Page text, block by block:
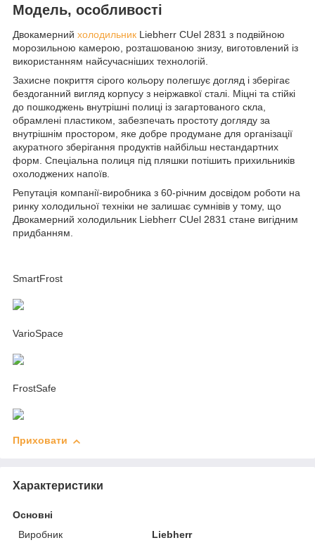
Модель, особливості
Двокамерний холодильник Liebherr CUel 2831 з подвійною
морозильною камерою, розташованою знизу, виготовлений із
використанням найсучасніших технологій.
Захисне покриття сірого кольору полегшує догляд і зберігає
бездоганний вигляд корпусу з неіржавкої сталі. Міцні та стійкі
до пошкоджень внутрішні полиці із загартованого скла,
обрамлені пластиком, забезпечать простоту догляду за
внутрішнім простором, яке добре продумане для організації
акуратного зберігання продуктів найбільш нестандартних
форм. Спеціальна полиця під пляшки потішить прихильників
охолоджених напоїв.
Репутація компанії-виробника з 60-річним досвідом роботи на
ринку холодильної техніки не залишає сумнівів у тому, що
Двокамерний холодильник Liebherr CUel 2831 стане вигідним
придбанням.
SmartFrost
VarioSpace
FrostSafe
Приховати
Характеристики
Основні
Виробник
Liebherr